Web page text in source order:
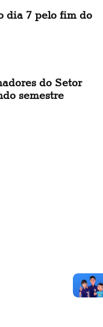
dia 7 pelo fim do
do Setor
semestre